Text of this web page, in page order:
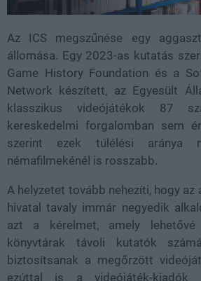
Az ICS megszűnése egy
állomása. Egy 2023-as kutatás
Game History Foundation és a
Network készített, az Egyesült
klasszikus videójátékok 87
kereskedelmi forgalomban sem
szerint ezek túlélési aránya
némafilmekénél is rosszabb.
A helyzetet tovább nehezíti, hogy
hivatal tavaly immár negyedik
azt a kérelmet, amely
könyvtárak távoli kutatók
biztosítsanak a megőrzött
ezúttal is a videójáték-kiadók